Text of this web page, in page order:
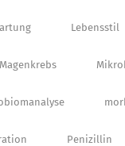
Lebensstil
Magenkrebs
Penizillin